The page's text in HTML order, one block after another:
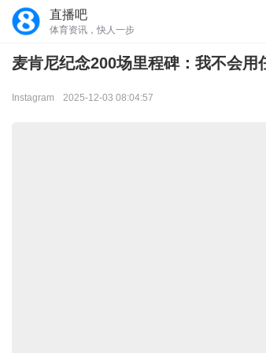
直播吧
体育资讯，快人一步
麦肯尼纪念200场里程碑：我不会
Instagram 2025-12-03 08:04:57